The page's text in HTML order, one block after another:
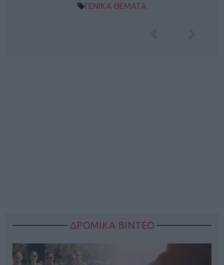
ΓΕΝΙΚΑ ΘΕΜΑΤΑ
ΔΡΟΜΙΚΑ ΒΙΝΤΕΟ